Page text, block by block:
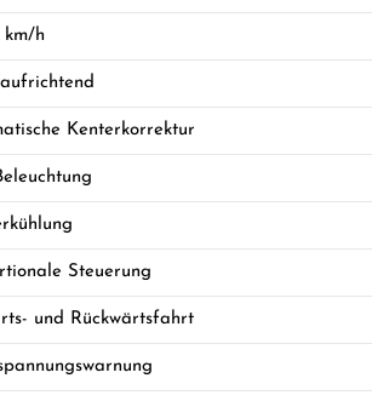
km/h
Kenterkorrektur
Steuerung
und Rückwärtsfahrt